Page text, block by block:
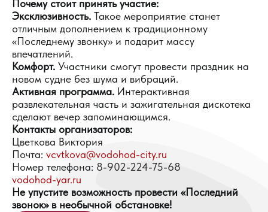
Почему стоит принять участие:
Эксклюзивность. Такое мероприятие станет
отличным дополнением к традиционному
«Последнему звонку» и подарит массу
впечатлений.
Комфорт. Участники смогут провести праздник на
новом судне без шума и вибраций.
Активная программа. Интерактивная
развлекательная часть и зажигательная дискотека
сделают вечер запоминающимся.
Контакты организаторов:
Цветкова Виктория
Почта: vcvtkova@vodohod-city.ru
Номер телефона: 8-902-224-75-68
vodohod-yar.ru
Не упустите возможность провести «Последний
звонок» в необычной обстановке!